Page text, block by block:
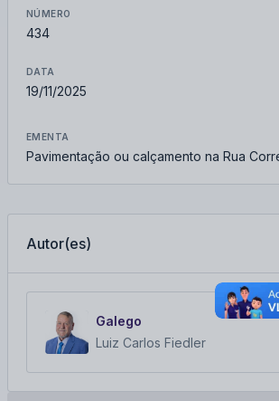
NÚMERO
434
DATA
19/11/2025
EMENTA
Pavimentação ou calçamento na Rua
Autor(es)
Galego
Luiz Carlos Fiedler